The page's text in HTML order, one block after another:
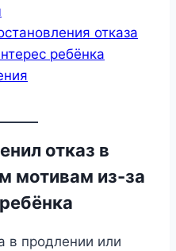
отказа
ребёнка
отказ в
мотивам из-за
в продлении или